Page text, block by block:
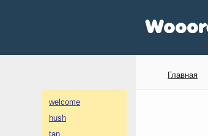
welcome
hush
tan
Главная